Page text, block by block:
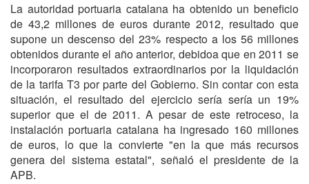
La autoridad portuaria catalana ha obtenido un beneficio
de 43,2 millones de euros durante 2012, resultado que
supone un descenso del 23% respecto a los 56 millones
obtenidos durante el año anterior, debidoa que en 2011 se
incorporaron resultados extraordinarios por la liquidación
de la tarifa T3 por parte del Gobierno. Sin contar con esta
situación, el resultado del ejercicio sería sería un 19%
superior que el de 2011. A pesar de este retroceso, la
instalación portuaria catalana ha ingresado 160 millones
de euros, lo que la convierte "en la que más recursos
genera del sistema estatal", señaló el presidente de la
APB.